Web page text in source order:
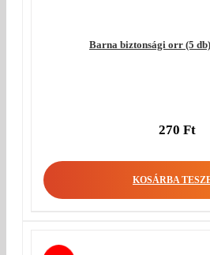
Barna biztonsági orr (5
270 Ft
KOSÁRBA